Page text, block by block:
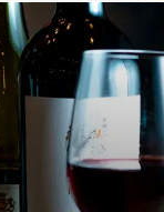
を不動のものとし
る深みと味は比類な
店）